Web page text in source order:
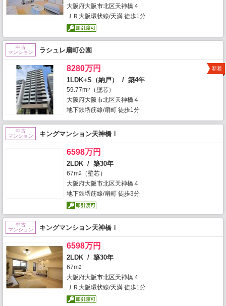
大阪府大阪市北区天神橋４
ＪＲ大阪環状線/天満 徒歩1分
中古
マンション
ラシュレ扇町公園
8280万円
1LDK+S（納戸） / 築4年
59.77m2
（壁芯）
大阪府大阪市北区天神橋４
地下鉄堺筋線/扇町 徒歩1分
新着
中古
マンション
キングマンション天神橋Ⅰ
6598万円
2LDK / 築30年
67m2
（壁芯）
大阪府大阪市北区天神橋４
地下鉄堺筋線/扇町 徒歩3分
中古
マンション
キングマンション天神橋Ⅰ
6598万円
2LDK / 築30年
67m2
大阪府大阪市北区天神橋４
ＪＲ大阪環状線/天満 徒歩1分